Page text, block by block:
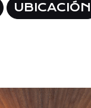
UBICACIÓN